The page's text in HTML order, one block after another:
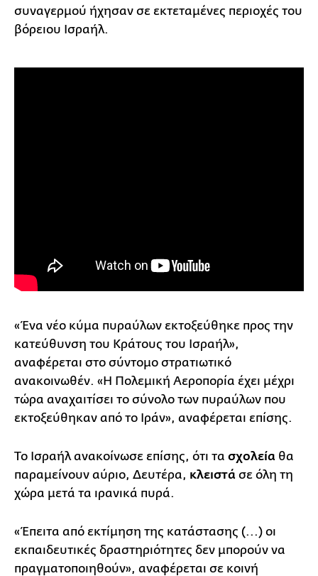
συναγερμού ήχησαν σε εκτεταμένες περιοχές του
βόρειου Ισραήλ.
«Ένα νέο κύμα πυραύλων εκτοξεύθηκε προς την
κατεύθυνση του Κράτους του Ισραήλ»,
αναφέρεται στο σύντομο στρατιωτικό
ανακοινωθέν. «Η Πολεμική Αεροπορία έχει μέχρι
τώρα αναχαιτίσει το σύνολο των πυραύλων που
εκτοξεύθηκαν από το Ιράν», αναφέρεται επίσης.
Το Ισραήλ ανακοίνωσε επίσης, ότι τα σχολεία θα
παραμείνουν αύριο, Δευτέρα, κλειστά σε όλη τη
χώρα μετά τα ιρανικά πυρά.
«Έπειτα από εκτίμηση της κατάστασης (...) οι
εκπαιδευτικές δραστηριότητες δεν μπορούν να
πραγματοποιηθούν», αναφέρεται σε κοινή